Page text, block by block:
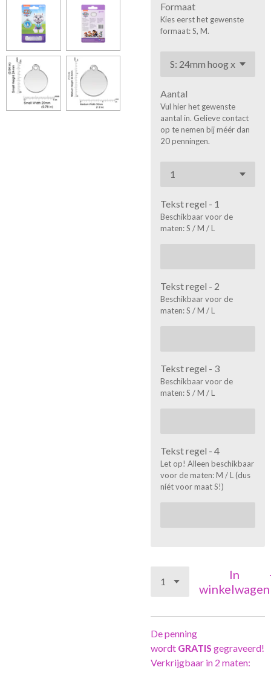
Formaat
Kies eerst het gewenste
formaat: S, M.
Aantal
Vul hier het gewenste
aantal in. Gelieve contact
op te nemen bij méér dan
20 penningen.
Tekst regel - 1
Beschikbaar voor de
maten: S / M / L
Tekst regel - 2
Beschikbaar voor de
maten: S / M / L
Tekst regel - 3
Beschikbaar voor de
maten: S / M / L
Tekst regel - 4
Let op! Alleen beschikbaar
voor de maten: M / L (dus
níét voor maat S!)
In
winkelwagen
De penning
wordt GRATIS gegraveerd!
Verkrijgbaar in 2 maten: